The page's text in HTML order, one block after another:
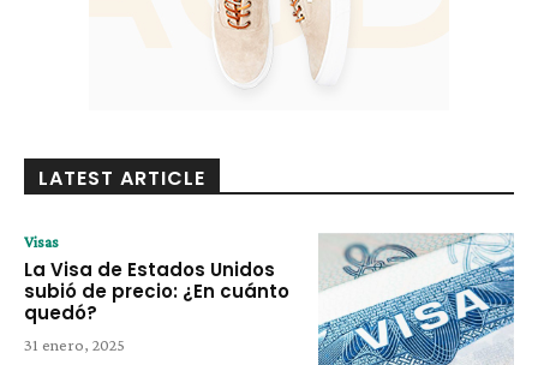
LATEST ARTICLE
Visas
La Visa de Estados Unidos
subió de precio: ¿En cuánto
quedó?
31 enero, 2025